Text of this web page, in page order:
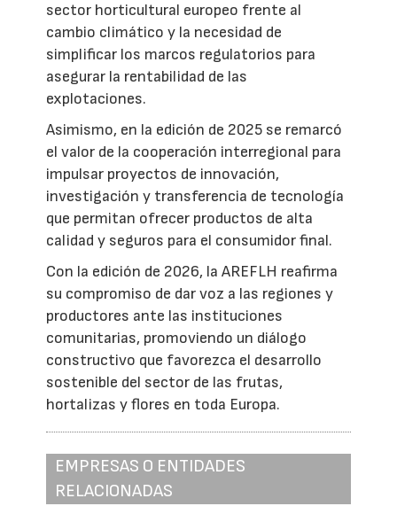
sector horticultural europeo frente al
cambio climático y la necesidad de
simplificar los marcos regulatorios para
asegurar la rentabilidad de las
explotaciones.
Asimismo, en la edición de 2025 se remarcó
el valor de la cooperación interregional para
impulsar proyectos de innovación,
investigación y transferencia de tecnología
que permitan ofrecer productos de alta
calidad y seguros para el consumidor final.
Con la edición de 2026, la AREFLH reafirma
su compromiso de dar voz a las regiones y
productores ante las instituciones
comunitarias, promoviendo un diálogo
constructivo que favorezca el desarrollo
sostenible del sector de las frutas,
hortalizas y flores en toda Europa.
EMPRESAS O ENTIDADES
RELACIONADAS